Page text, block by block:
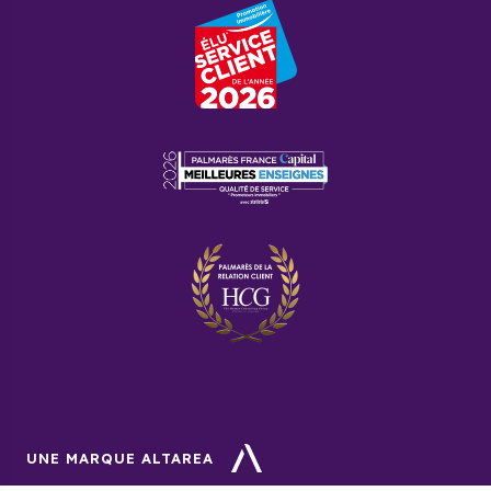
Se ressourcer, mais également travailler. La Loire est un
territoire prisé des industries. La mécanique,
l’agroalimentaire et les technologies sont quelques-uns des
secteurs pourvoyeurs d’emplois.
UNE MARQUE ALTAREA